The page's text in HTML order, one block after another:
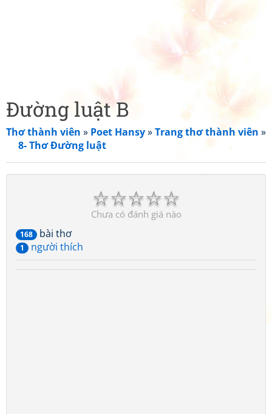
Đường luật B
Thơ thành viên » Poet Hansy»Trang thơ thành viên »
8- Thơ Đường luật
☆
☆
☆
☆
☆
Chưa có đánh giá nào
168 bài thơ
1 người thích